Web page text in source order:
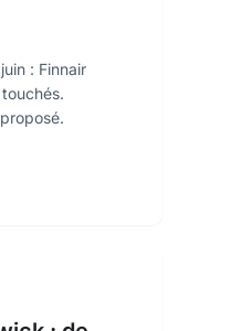
: Finnair